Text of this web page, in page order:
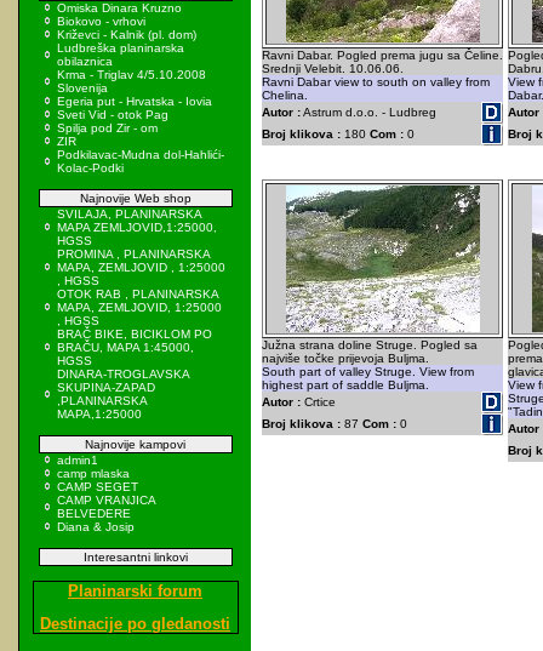
Omiska Dinara Kruzno
Biokovo - vrhovi
Križevci - Kalnik (pl. dom)
Ludbreška planinarska
obilaznica
Krma - Triglav 4/5.10.2008
Slovenija
Egeria put - Hrvatska - Iovia
Sveti Vid - otok Pag
Spilja pod Zir - om
ZIR
Podkilavac-Mudna dol-Hahlići-
Kolac-Podki
Najnovije Web shop
SVILAJA, PLANINARSKA
MAPA ZEMLJOVID,1:25000,
HGSS
PROMINA , PLANINARSKA
MAPA, ZEMLJOVID , 1:25000
, HGSS
OTOK RAB , PLANINARSKA
MAPA, ZEMLJOVID, 1:25000
, HGSS
BRAČ BIKE, BICIKLOM PO
BRAČU, MAPA 1:45000,
HGSS
DINARA-TROGLAVSKA
SKUPINA-ZAPAD
,PLANINARSKA
MAPA,1:25000
Najnovije kampovi
admin1
camp mlaska
CAMP SEGET
CAMP VRANJICA
BELVEDERE
Diana & Josip
Interesantni linkovi
Planinarski forum
Destinacije po gledanosti
Ravni Dabar. Pogled prema jugu sa Čeline.
Srednji Velebit. 10.06.06.
Ravni Dabar view to south on valley from
Chelina.
Autor :Astrum d.o.o. - Ludbreg
Broj klikova : 180 Com : 0
View
Dabar.
Autor
Broj
Južna strana doline Struge. Pogled sa
najviše točke prijevoja Buljma.
South part of valley Struge. View from
highest part of saddle Buljma.
Autor : Crtice
Broj klikova : 87 Com : 0
View
Autor
Broj